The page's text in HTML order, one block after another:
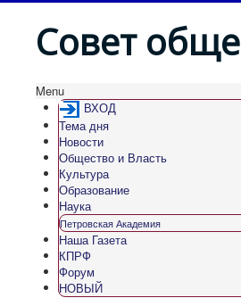
Совет
Menu
ВХОД
Тема дня
Новости
Общество и Власть
Культура
Образование
Наука
Петровская Академия
Наша Газета
КПРФ
Форум
НОВЫЙ